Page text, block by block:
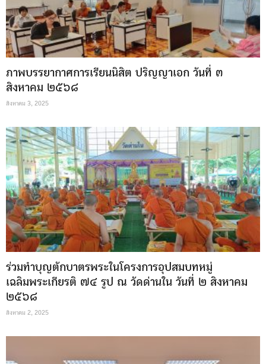
ภาพบรรยากาศการเรียนนิสิต ปริญญาเอก วันที่ ๓
สิงหาคม ๒๕๖๘
สิงหาคม 3, 2025
ร่วมทำบุญตักบาตรพระในโครงการอุปสมบทหมู่
เฉลิมพระเกียรติ ๗๔ รูป ณ วัดด่านใน วันที่ ๒ สิงหาคม
๒๕๖๘
สิงหาคม 2, 2025